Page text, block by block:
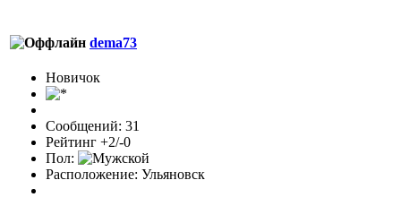
dema73
Новичок
Сообщений: 31
Рейтинг +2/-0
Пол:
Расположение: Ульяновск